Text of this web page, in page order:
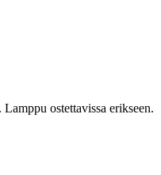
ostettavissa erikseen.